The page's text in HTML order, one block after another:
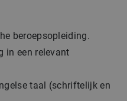
beroepsopleiding.
in een relevant
taal (schriftelijk en